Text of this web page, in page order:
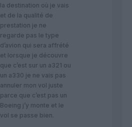
la destination où je vais
et de la qualité de
prestation je ne
regarde pas le type
d’avion qui sera affrété
et lorsque je découvre
que c’est sur un a321 ou
un a330 je ne vais pas
annuler mon vol juste
parce que c’est pas un
Boeing j’y monte et le
vol se passe bien.